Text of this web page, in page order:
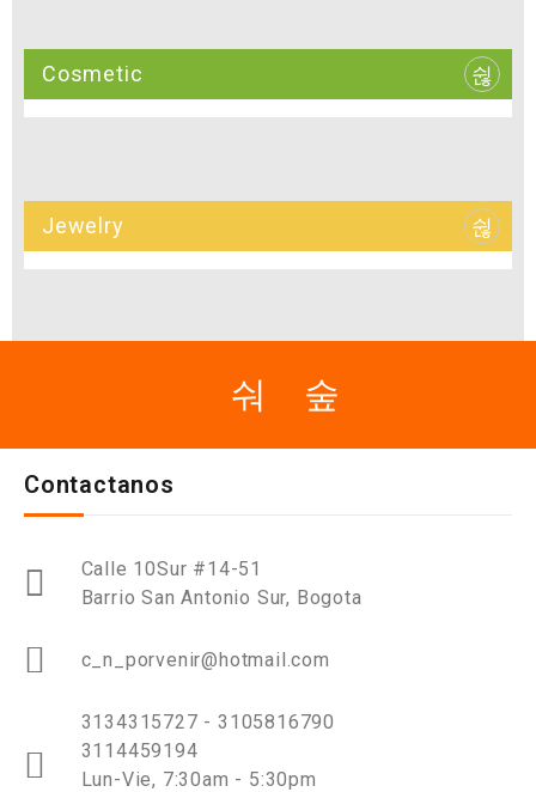
Cosmetic
Jewelry
Contactanos
Calle 10Sur #14-51
Barrio San Antonio Sur, Bogota
c_n_porvenir@hotmail.com
3134315727 - 3105816790
3114459194
Lun-Vie, 7:30am - 5:30pm